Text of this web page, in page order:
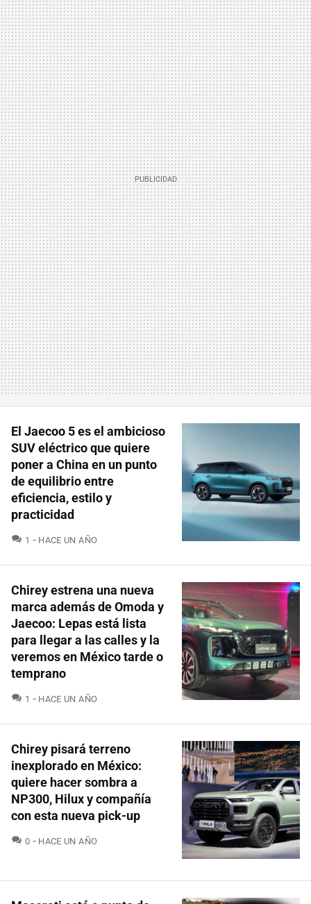
El Jaecoo 5 es el ambicioso
SUV eléctrico que quiere
poner a China en un punto
de equilibrio entre
eficiencia, estilo y
practicidad
1 COMENTARIOS
HACE UN AÑO
Chirey estrena una nueva
marca además de Omoda y
Jaecoo: Lepas está lista
para llegar a las calles y la
veremos en México tarde o
temprano
1 COMENTARIOS
HACE UN AÑO
Chirey pisará terreno
inexplorado en México:
quiere hacer sombra a
NP300, Hilux y compañía
con esta nueva pick-up
0 COMENTARIOS
HACE UN AÑO